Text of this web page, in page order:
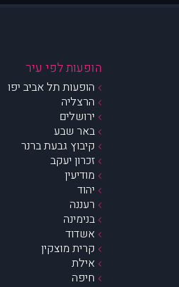
הופעות לפי עיר
הופעות תל אביב יפו
הרצליה
ירושלים
באר שבע
קיבוץ גבעת ברנר
זכרון יעקב
מודיעין
יהוד
רעננה
בנימינה
אשדוד
קרית מוצקין
אילת
חיפה